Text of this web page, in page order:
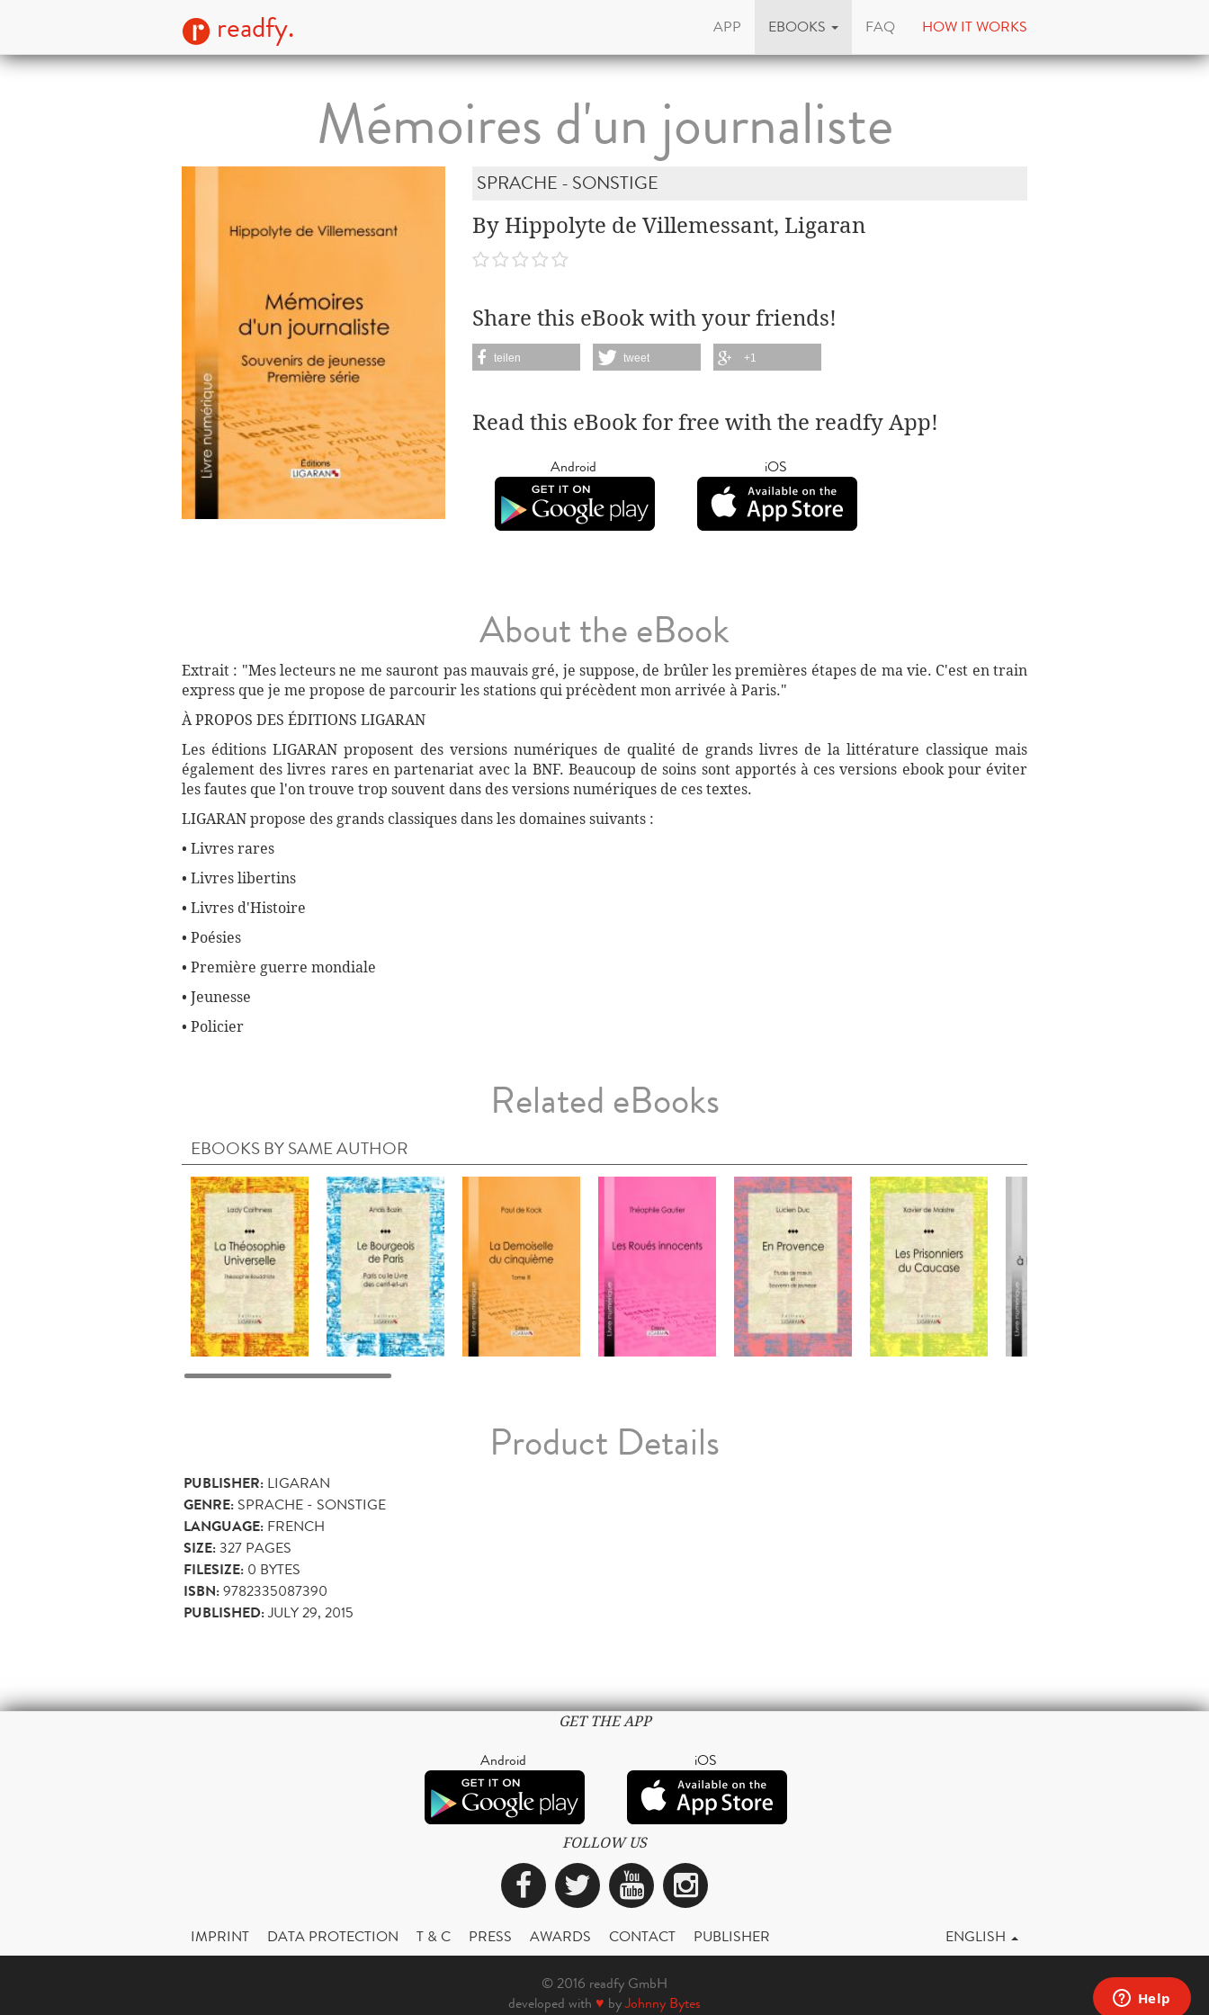
readfy. APP EBOOKS FAQ HOW IT WORKS
Mémoires d'un journaliste
SPRACHE - SONSTIGE
By Hippolyte de Villemessant, Ligaran
Share this eBook with your friends!
teilen tweet +1
Read this eBook for free with the readfy App!
Android iOS
About the eBook
Extrait : "Mes lecteurs ne me sauront pas mauvais gré, je suppose, de brûler les premières étapes de ma vie. C'est en train
express que je me propose de parcourir les stations qui précèdent mon arrivée à Paris."
À PROPOS DES ÉDITIONS LIGARAN
Les éditions LIGARAN proposent des versions numériques de qualité de grands livres de la littérature classique mais
également des livres rares en partenariat avec la BNF. Beaucoup de soins sont apportés à ces versions ebook pour éviter
les fautes que l'on trouve trop souvent dans des versions numériques de ces textes.
LIGARAN propose des grands classiques dans les domaines suivants :
• Livres rares
• Livres libertins
• Livres d'Histoire
• Poésies
• Première guerre mondiale
• Jeunesse
• Policier
Related eBooks
EBOOKS BY SAME AUTHOR
Product Details
PUBLISHER: LIGARAN
GENRE: SPRACHE - SONSTIGE
LANGUAGE: FRENCH
SIZE:327 PAGES
FILESIZE: 0 BYTES
ISBN:9782335087390
PUBLISHED:JULY 29, 2015
GET THE APP
Android iOS
FOLLOW US
Facebook
TwitterYouTubeInstagram
IMPRINT DATA PROTECTION T & C PRESS AWARDS CONTACT PUBLISHER ENGLISH
© 2016 readfy GmbH
developed with ♥ byJohnny Bytes